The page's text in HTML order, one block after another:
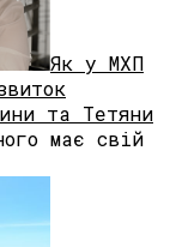
Як у МХП
та Тетяни
має свій